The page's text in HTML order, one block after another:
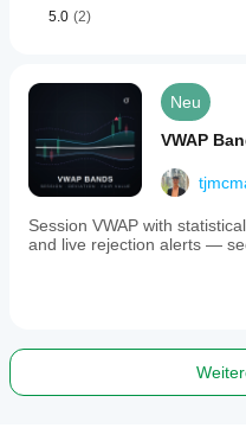
5.0 (2)
Neu
VWAP
Session VWAP with
and live rejection alerts —